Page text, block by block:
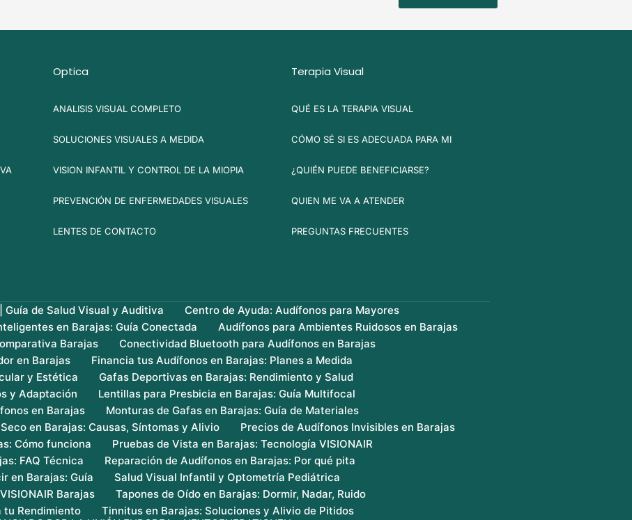
Optica
ANALISIS VISUAL COMPLETO
SOLUCIONES VISUALES A MEDIDA
VISION INFANTIL Y CONTROL DE LA MIOPIA
PREVENCIÓN DE ENFERMEDADES VISUALES
LENTES DE CONTACTO
Terapia Visual
QUÉ ES LA TERAPIA VISUAL
CÓMO SÉ SI ES ADECUADA PARA MI
¿QUIÉN PUEDE BENEFICIARSE?
QUIEN ME VA A ATENDER
PREGUNTAS FRECUENTES
Guía de Salud Visual y Auditiva
Centro de Ayuda: Audífonos para Mayores
en Barajas: Guía Conectada
Audífonos para Ambientes Ruidosos en Barajas
Barajas
Conectividad Bluetooth para Audífonos en Barajas
en Barajas
Financia tus Audífonos en Barajas: Planes a Medida
y Estética
Gafas Deportivas en Barajas: Rendimiento y Salud
y Adaptación
Lentillas para Presbicia en Barajas: Guía Multifocal
en Barajas
Monturas de Gafas en Barajas: Guía de Materiales
en Barajas: Causas, Síntomas y Alivio
Precios de Audífonos Invisibles en Barajas
Cómo funciona
Pruebas de Vista en Barajas: Tecnología VISIONAIR
FAQ Técnica
Reparación de Audífonos en Barajas: Por qué pita
en Barajas: Guía
Salud Visual Infantil y Optometría Pediátrica
Barajas
Tapones de Oído en Barajas: Dormir, Nadar, Ruido
tu Rendimiento
Tinnitus en Barajas: Soluciones y Alivio de Pitidos